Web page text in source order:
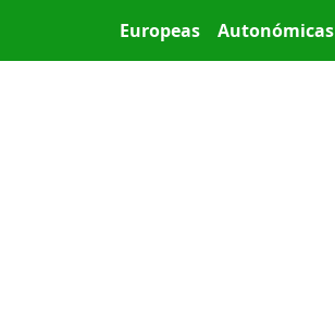
Main menu
Europeas Autonómicas